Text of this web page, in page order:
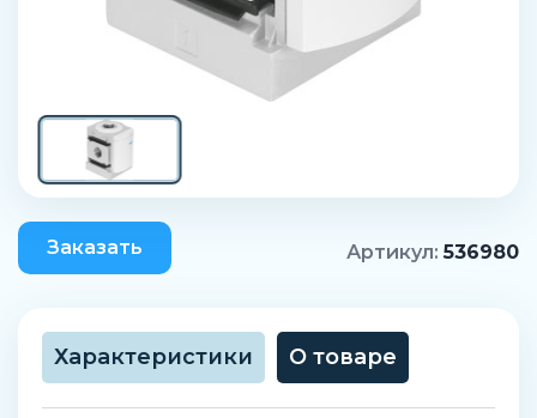
Заказать Артикул:536980
Характеристики О товаре